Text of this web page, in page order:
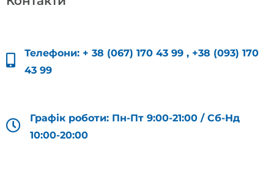
Телефони: + 38 (067) 170 43 99 , +38 (093) 170
43 99
Графік роботи: Пн-Пт 9:00-21:00 / Сб-Нд
10:00-20:00